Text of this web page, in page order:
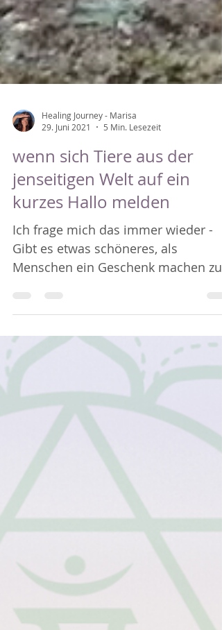
Healing Journey - Marisa
wenn sich Tiere aus der
jenseitigen Welt auf ein
kurzes Hallo melden
Ich frage mich das immer wieder -
berührt?